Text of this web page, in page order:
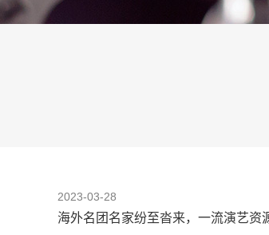
2023-03-28
海外名团名家纷至沓来，一流演艺资